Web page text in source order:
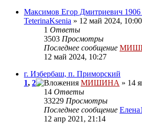
Максимов Егор Дмитриевич 1906
TeterinaKsenia » 12 май 2024, 10:00
1 Ответы
3503 Просмотры
Последнее сообщение
12 май 2024, 10:27
г. Избербаш, п. Приморский
1, 2 МИШИНА » 14
14 Ответы
33229 Просмотры
Последнее сообщение
12 апр 2021, 21:14